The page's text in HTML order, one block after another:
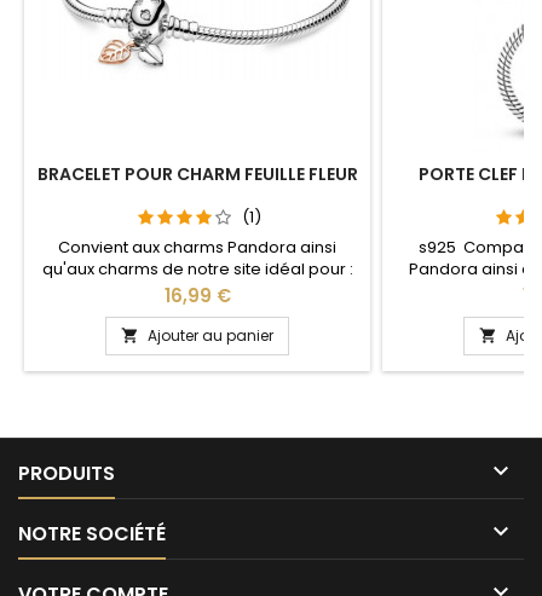
BRACELET POUR CHARM FEUILLE FLEUR
(1)
Convient aux charms Pandora ainsi
qu'aux charms de notre site idéal pour :
Noël, Saint Valentin, anniversaire,
anniversaire de mariage Pour la
dimensions nous conseillons 2cm en
plus par rapport à la circonférence de
votre poignet
Prix
16,99 €
 Ajouter au panier
PORTE CLEF
s925
Pandora ainsi
notre site idéal
anniversaire,
L'ouverture
niveau

PRODUITS 
NOTRE SOCIÉTÉ 